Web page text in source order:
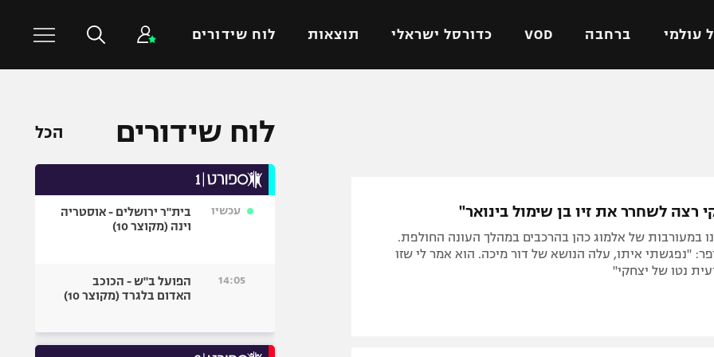
עולמי ברחבה VOD כדורסל ישראלי תוצאות לוח שידורים
ישראל
ליגה גרמנית
ליגה ספרדית
הפועל חולון
כדורסל עולמי
כדורעף
שחייה
ספורט אולימפי
היאבקות WWE
רצה לשחרר את זיו בן שימול בינואר"
במעורבות של אלמוג כהן בהרכבים במהלך העונה החולפת.
"נפגשתי איתו, עלה הנושא של דור מיכה. הוא אמר לי שזו
נטו של יצחקי"
לוח שידורים הכל
עכשיו
בית"ר ירושלים - אוסטריה
וינה (מקוצר 10)
14:05
הפועל ב"ש - הכוכב
האדום בלגרד (מקוצר 10)